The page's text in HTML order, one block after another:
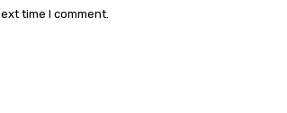
time I comment.